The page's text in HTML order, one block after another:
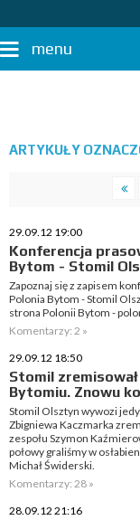
menu
ARTYKUŁY
29.09.12 19:00
Konferencja
Bytom - Stomil
Zapoznaj się z zapisem
Polonia Bytom - Stomil
strona Polonii Bytom -
Komentarzy: 2 »
29.09.12 18:50
Stomil
Bytomiu. Znowu
Stomil Olsztyn wywozi
Zbigniewa Kaczmarka
zespołu Szymon
połowy graliśmy w
Michał Świderski.
Komentarzy: 28 »
28.09.12 21:16